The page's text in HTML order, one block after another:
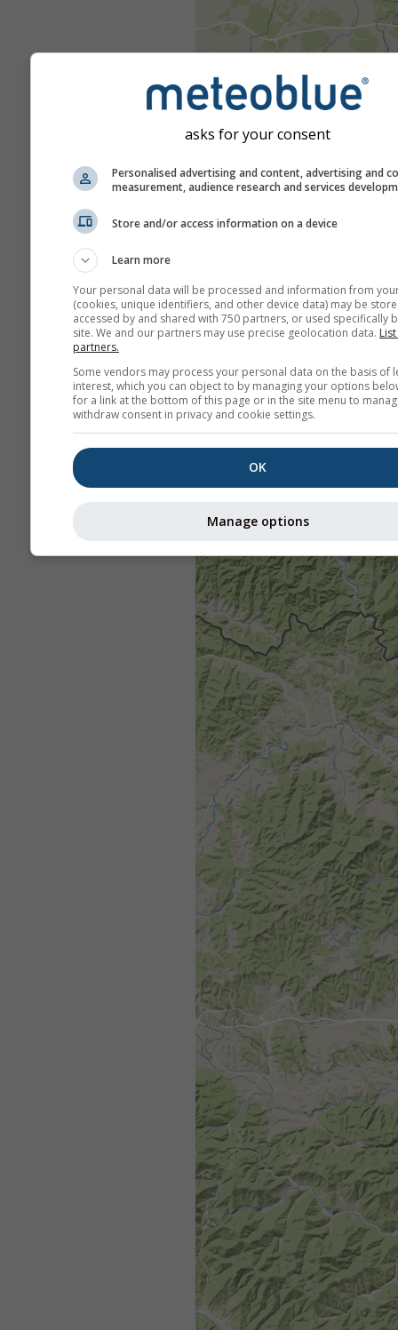
asks for your consent
Personalised advertising and content, advertising and
measurement, audience research and services
Store and/or access information on a device
Learn more
Your personal data will be processed and information from
(cookies, unique identifiers, and other device data) may be
accessed by and shared with 750 partners, or used specifically
site. We and our partners may use precise geolocation data.
partners.
Some vendors may process your personal data on the basis of
interest, which you can object to by managing your options
for a link at the bottom of this page or in the site menu to
withdraw consent in privacy and cookie settings.
OK
Manage options